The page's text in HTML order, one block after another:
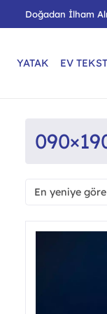
Doğadan İlham
YATAK EV